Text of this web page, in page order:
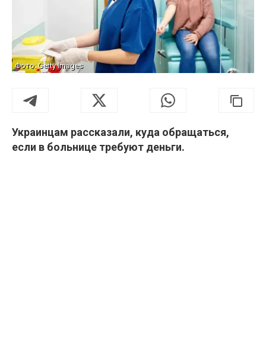
Фото: Getty Images
Украинцам рассказали, куда обращаться,
если в больнице требуют деньги.